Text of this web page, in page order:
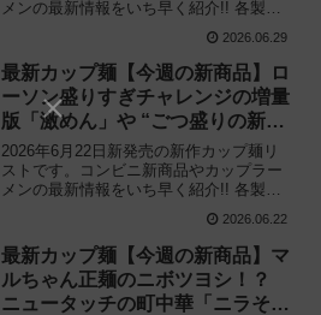
メンの最新情報をいち早く紹介!! 各製品
開の新作情報もありますので、カップ麺
の新商品が気になる方はご活用くださ
い。
2026.06.29
最新カップ麺【今週の新商品】ロ
ーソン盛りすぎチャレンジの増量
版「激めん」や “ごつ盛りの新展
開„ など注目の新作まとめ！
2026年6月22日新発売の新作カップ麺リ
ストです。コンビニ新商品やカップラー
メンの最新情報をいち早く紹介!! 各製品
開の新作情報もありますので、カップ麺
の新商品が気になる方はご活用くださ
い。
2026.06.22
最新カップ麺【今週の新商品】マ
ルちゃん正麺のニボツヨシ！？
ニュータッチの町中華「ニラそ